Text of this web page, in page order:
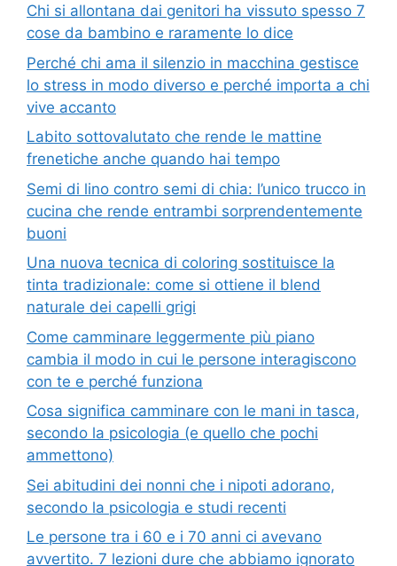
Chi si allontana dai genitori ha vissuto spesso 7
cose da bambino e raramente lo dice
Perché chi ama il silenzio in macchina gestisce
lo stress in modo diverso e perché importa a chi
vive accanto
Labito sottovalutato che rende le mattine
frenetiche anche quando hai tempo
Semi di lino contro semi di chia: l’unico trucco in
cucina che rende entrambi sorprendentemente
buoni
Una nuova tecnica di coloring sostituisce la
tinta tradizionale: come si ottiene il blend
naturale dei capelli grigi
Come camminare leggermente più piano
cambia il modo in cui le persone interagiscono
con te e perché funziona
Cosa significa camminare con le mani in tasca,
secondo la psicologia (e quello che pochi
ammettono)
Sei abitudini dei nonni che i nipoti adorano,
secondo la psicologia e studi recenti
Le persone tra i 60 e i 70 anni ci avevano
avvertito. 7 lezioni dure che abbiamo ignorato